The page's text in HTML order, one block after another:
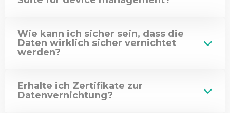
Wie kann ich sicher sein, dass die
Daten wirklich sicher vernichtet
werden?
Erhalte ich Zertifikate zur
Datenvernichtung?